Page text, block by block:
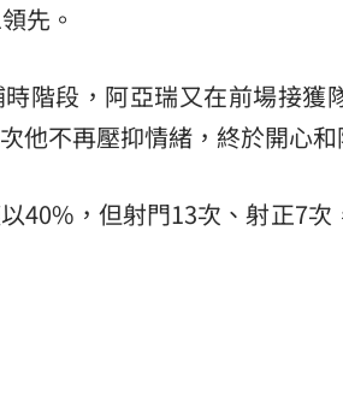
先。
階段，阿亞瑞又在前場接
他不再壓抑情緒，終於開心和
40%，但射門13次、射正7